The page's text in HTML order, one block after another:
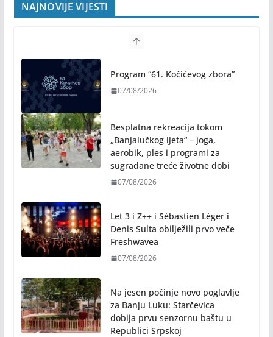
NAJNOVIJE VIJESTI
Program “61. Kočićevog zbora”
07/08/2026
Besplatna rekreacija tokom
„Banjalučkog ljeta“ – joga,
aerobik, ples i programi za
sugrađane treće životne dobi
07/08/2026
Let 3 i Z++ i Sébastien Léger i
Denis Sulta obilježili prvo veče
Freshwavea
07/08/2026
Na jesen počinje novo poglavlje
za Banju Luku: Starčevica
dobija prvu senzornu baštu u
Republici Srpskoj